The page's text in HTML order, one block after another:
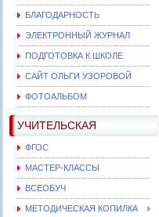
БЛАГОДАРНОСТЬ
ЭЛЕКТРОННЫЙ ЖУРНАЛ
ПОДГОТОВКА К ШКОЛЕ
САЙТ ОЛЬГИ УЗОРОВОЙ
ФОТОАЛЬБОМ
УЧИТЕЛЬСКАЯ
ФГОС
МАСТЕР-КЛАССЫ
ВСЕОБУЧ
МЕТОДИЧЕСКАЯ КОПИЛКА